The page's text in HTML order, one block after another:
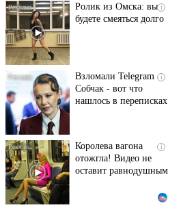
i
Ролик из Омска: вы
будете смеяться долго
i
Взломали Telegram
Собчак - вот что
нашлось в переписках
i
Королева вагона
отожгла! Видео не
оставит равнодушным